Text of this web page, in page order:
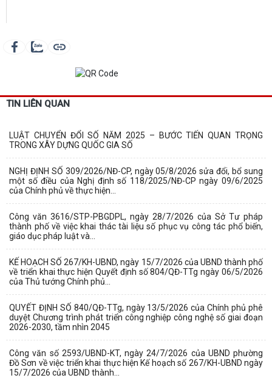
TIN LIÊN QUAN
LUẬT CHUYỂN ĐỔI SỐ NĂM 2025 – BƯỚC TIẾN QUAN TRỌNG
TRONG XÂY DỰNG QUỐC GIA SỐ
NGHỊ ĐỊNH SỐ 309/2026/NĐ-CP, ngày 05/8/2026 sửa đổi, bổ sung
một số điều của Nghị định số 118/2025/NĐ-CP ngày 09/6/2025
của Chính phủ về thực hiện...
Công văn 3616/STP-PBGDPL, ngày 28/7/2026 của Sở Tư pháp
thành phố về việc khai thác tài liệu số phục vụ công tác phổ biến,
giáo dục pháp luật và...
KẾ HOẠCH SỐ 267/KH-UBND, ngày 15/7/2026 của UBND thành phố
về triển khai thực hiện Quyết định số 804/QĐ-TTg ngày 06/5/2026
của Thủ tướng Chính phủ...
QUYẾT ĐỊNH SỐ 840/QĐ-TTg, ngày 13/5/2026 của Chính phủ phê
duyệt Chương trình phát triển công nghiệp công nghệ số giai đoạn
2026-2030, tầm nhìn 2045
Công văn số 2593/UBND-KT, ngày 24/7/2026 của UBND phường
Đồ Sơn về việc triển khai thực hiện Kế hoạch số 267/KH-UBND ngày
15/7/2026 của UBND thành...